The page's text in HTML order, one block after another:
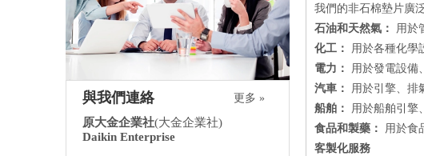
與我們連絡 更多 »
原大金企業社(大金企業社)
Daikin Enterprise
我們的非石棉墊片廣
石油和天然氣：
用於
化工：
用於各種化學
電力：
用於發電設備
汽車：
用於引擎、排
船舶：
用於船舶引擎
食品和製藥：
用於食
客製化服務